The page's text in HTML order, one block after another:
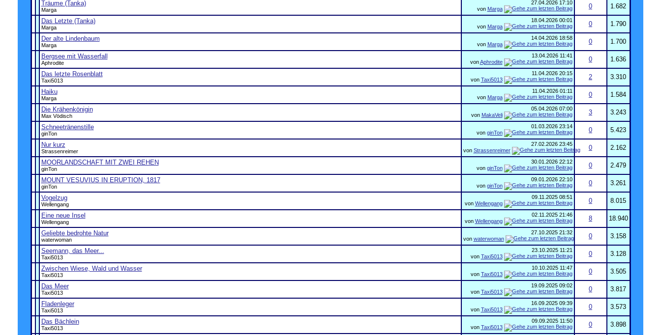
Träume (Tanka)
Marga
27.04.2026 17:10
von Marga 0
1.682
Das Letzte (Tanka)
Marga
18.04.2026 00:01
von Marga 0
1.790
Der alte Lindenbaum
Marga
14.04.2026 18:58
von Marga 0
1.700
Bergsee mit Wasserfall
Aphrodite
13.04.2026 11:41
vonAphrodite 0
1.636
Das letzte Rosenblatt
Taxi5013
11.04.2026 20:15
von Taxi5013 2
3.310
Haiku
Marga
11.04.2026 01:11
von Marga 0
1.584
Die Krähenkönigin
Max Vödisch
05.04.2026 07:00
von MakaVeli 3
3.243
Schneetränenstille
ginTon
01.03.2026 23:14
von ginTon 0
5.423
Nur kurz
Strassenreimer
27.02.2026 23:45
von Strassenreimer 0
2.162
MOORLANDSCHAFT MIT ZWEI REHEN
ginTon
30.01.2026 22:12
von ginTon 0
2.479
MOUNT VESUVIUS IN ERUPTION, 1817
ginTon
09.01.2026 22:10
von ginTon 0
3.261
Vogelzug
Wellengang
09.11.2025 08:51
von Wellengang 0
8.015
Eine neue Insel
Wellengang
02.11.2025 21:46
von Wellengang 8
18.940
Geliebte bedrohte Natur
waterwoman
27.10.2025 21:32
von waterwoman 0
3.158
Seemann, das Meer...
Taxi5013
23.10.2025 11:21
von Taxi5013 0
3.128
Zwischen Wiese, Wald und Wasser
Taxi5013
10.10.2025 11:47
von Taxi5013 0
3.505
Das Meer
Taxi5013
19.09.2025 09:02
von Taxi5013 0
3.817
Fladenleger
Taxi5013
16.09.2025 09:39
von Taxi5013 0
3.573
Das Bächlein
Taxi5013
09.09.2025 11:50
von Taxi5013 0
3.898